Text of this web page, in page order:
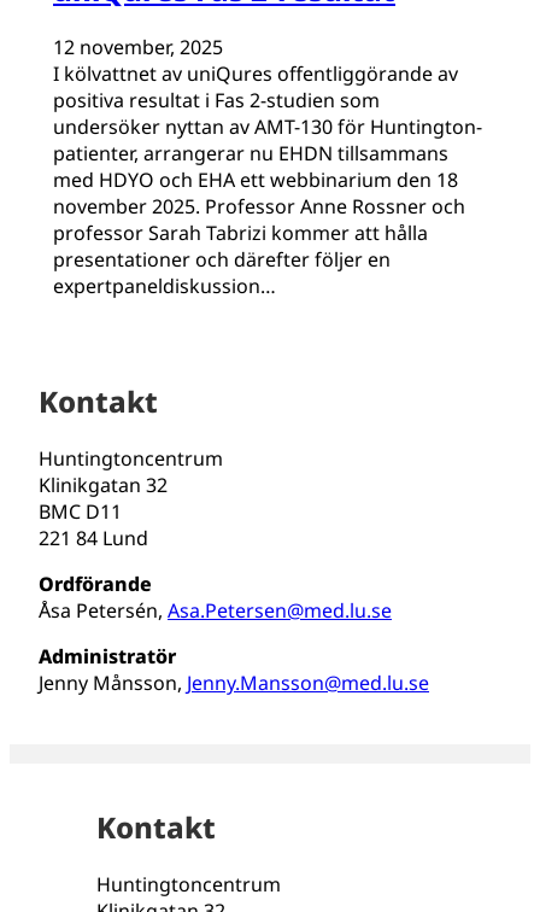
12 november, 2025
I kölvattnet av uniQures offentliggörande av
positiva resultat i Fas 2-studien som
undersöker nyttan av AMT-130 för Huntington-
patienter, arrangerar nu EHDN tillsammans
med HDYO och EHA ett webbinarium den 18
november 2025. Professor Anne Rossner och
professor Sarah Tabrizi kommer att hålla
presentationer och därefter följer en
expertpaneldiskussion…
Kontakt
Huntingtoncentrum
Klinikgatan 32
BMC D11
221 84 Lund
Ordförande
Åsa Petersén, Asa.Petersen@med.lu.se
Administratör
Jenny Månsson, Jenny.Mansson@med.lu.se
Kontakt
Huntingtoncentrum